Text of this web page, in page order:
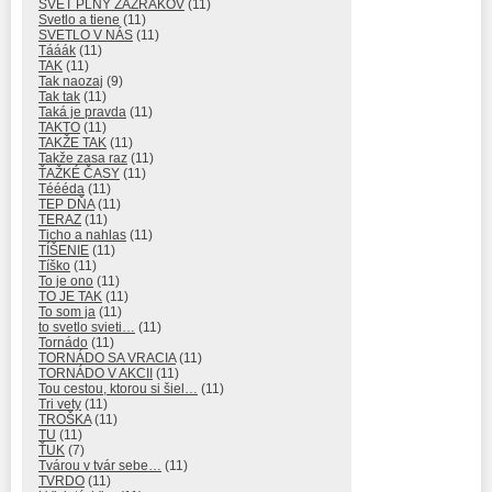
SVET PLNÝ ZÁZRAKOV (11)
Svetlo a tiene (11)
SVETLO V NÁS (11)
Tááák (11)
TAK (11)
Tak naozaj (9)
Tak tak (11)
Taká je pravda (11)
TAKTO (11)
TAKŽE TAK (11)
Takže zasa raz (11)
ŤAŽKÉ ČASY (11)
Téééda (11)
TEP DŇA(11)
TERAZ (11)
Ticho a nahlas (11)
TÍŠENIE (11)
Tíško (11)
To je ono (11)
TO JE TAK (11)
To som ja (11)
to svetlo svieti… (11)
Tornádo (11)
TORNÁDO SA VRACIA(11)
TORNÁDO V AKCII
(11)
Tou cestou, ktorou si šiel… (11)
Tri vety (11)
TROŠKA(11)
TU (11)
ŤUK (7)
Tvárou v tvár sebe… (11)
TVRDO (11)